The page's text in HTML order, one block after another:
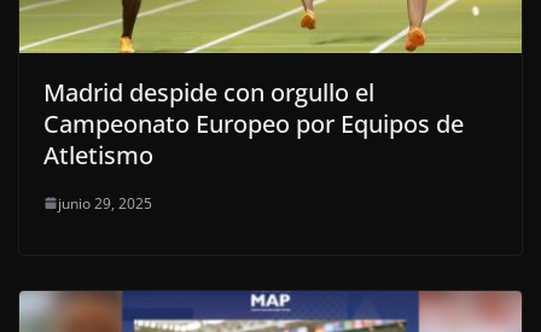
Madrid despide con orgullo el
Campeonato Europeo por Equipos de
Atletismo
junio 29, 2025